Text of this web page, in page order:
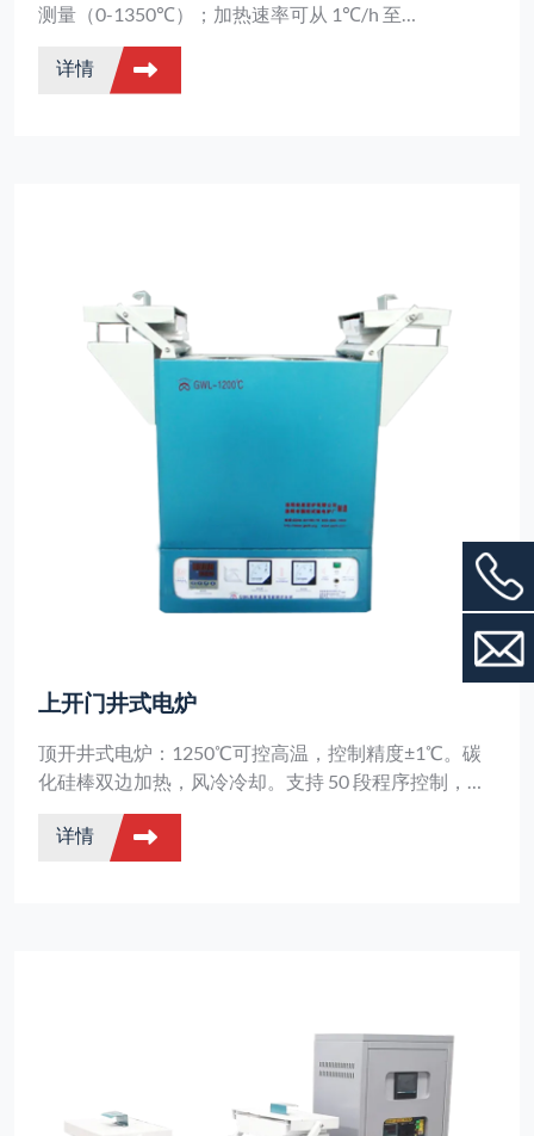
测量（0-1350℃）；加热速率可从 1℃/h 至
20℃/min；采用顶部开口设计和双层炉体，并配有高
纯度氧化铝纤维板用于防火。
详情
上开门井式电炉
顶开井式电炉：1250℃可控高温，控制精度±1℃。碳
化硅棒双边加热，风冷冷却。支持 50 段程序控制，带
RS485/USB 接口。适用于材料烧结和工业热处理。
详情